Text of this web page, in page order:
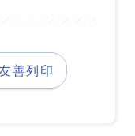
善列印